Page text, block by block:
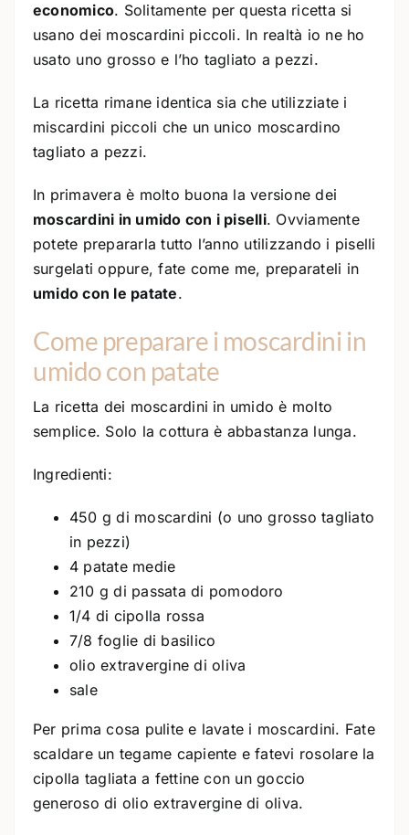
economico. Solitamente per questa ricetta si
usano dei moscardini piccoli. In realtà io ne ho
usato uno grosso e l’ho tagliato a pezzi.
La ricetta rimane identica sia che utilizziate i
miscardini piccoli che un unico moscardino
tagliato a pezzi.
In primavera è molto buona la versione dei
moscardini in umido con i piselli. Ovviamente
potete prepararla tutto l’anno utilizzando i piselli
surgelati oppure, fate come me, preparateli in
umido con le patate.
Come preparare i moscardini in
umido con patate
La ricetta dei moscardini in umido è molto
semplice. Solo la cottura è abbastanza lunga.
Ingredienti:
450 g di moscardini (o uno grosso tagliato
in pezzi)
4 patate medie
210 g di passata di pomodoro
1/4 di cipolla rossa
7/8 foglie di basilico
olio extravergine di oliva
sale
Per prima cosa pulite e lavate i moscardini. Fate
scaldare un tegame capiente e fatevi rosolare la
cipolla tagliata a fettine con un goccio
generoso di olio extravergine di oliva.